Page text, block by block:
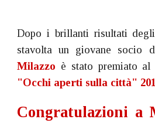
Dopo i brillanti risultati
stavolta un giovane socio
Milazzo è stato premiato al
"Occhi aperti sulla città"
Congratulazioni a